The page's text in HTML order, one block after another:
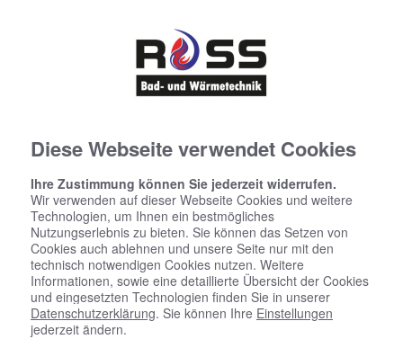
Diese Webseite verwendet Cookies
Ihre Zustimmung können Sie jederzeit widerrufen.
Wir verwenden auf dieser Webseite Cookies und weitere
Technologien, um Ihnen ein bestmögliches
Nutzungserlebnis zu bieten. Sie können das Setzen von
Cookies auch ablehnen und unsere Seite nur mit den
technisch notwendigen Cookies nutzen. Weitere
Informationen, sowie eine detaillierte Übersicht der Cookies
und eingesetzten Technologien finden Sie in unserer
Datenschutzerklärung. Sie können Ihre Einstellungen
jederzeit ändern.